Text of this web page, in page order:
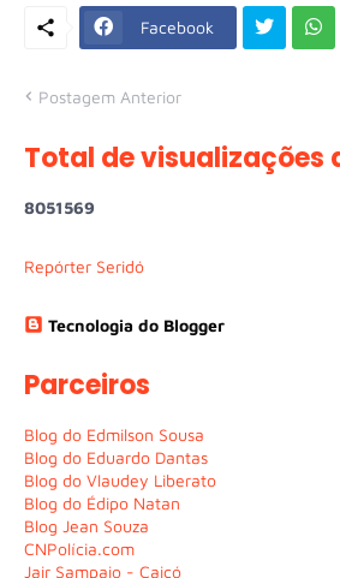
Facebook
Postagem Anterior
Total de visualizações
8051569
Repórter Seridó
Tecnologia do Blogger
Parceiros
Blog do Edmilson Sousa
Blog do Eduardo Dantas
Blog do Vlaudey Liberato
Blog do Édipo Natan
Blog Jean Souza
CNPolícia.com
Jair Sampaio - Caicó